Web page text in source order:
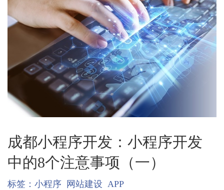
成都小程序开发：小程序开发
中的8个注意事项（一）
标签： 小程序 网站建设 APP